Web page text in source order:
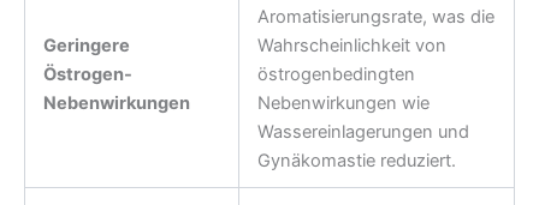
Geringere
Östrogen-
Nebenwirkungen
Aromatisierungsrate, was die
Wahrscheinlichkeit von
östrogenbedingten
Nebenwirkungen wie
Wassereinlagerungen und
Gynäkomastie reduziert.